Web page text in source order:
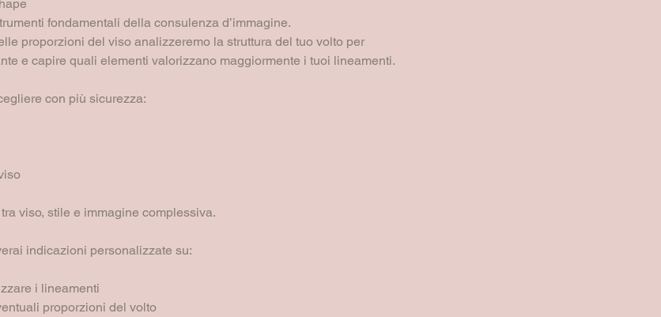
fondamentali della consulenza d’immagine.
proporzioni del viso analizzeremo la struttura del tuo volto per
e capire quali elementi valorizzano maggiormente i tuoi lineamenti.
con più sicurezza:
viso, stile e immagine complessiva.
indicazioni personalizzate su:
i lineamenti
proporzioni del volto